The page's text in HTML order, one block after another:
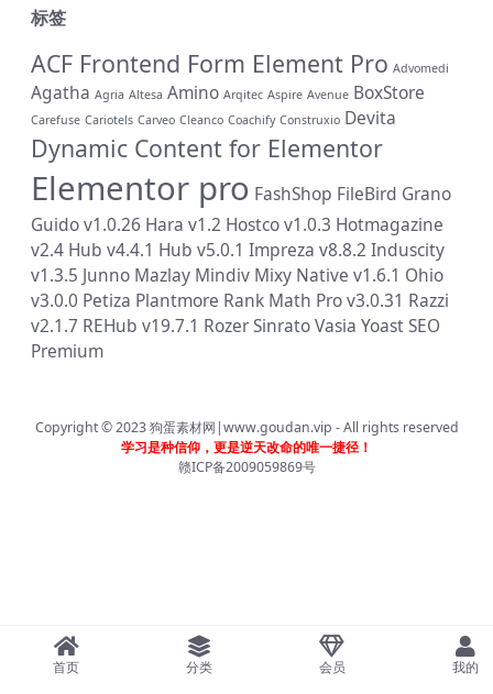
标签
ACF Frontend Form Element Pro Advomedi
Agatha Agria Altesa Amino Arqitec Aspire Avenue BoxStore
Carefuse Cariotels Carveo Cleanco Coachify Construxio Devita
Dynamic Content for Elementor
Elementor pro FashShop FileBird Grano
Guido v1.0.26 Hara v1.2 Hostco v1.0.3 Hotmagazine
v2.4 Hub v4.4.1 Hub v5.0.1 Impreza v8.8.2 Induscity
v1.3.5 Junno Mazlay Mindiv Mixy Native v1.6.1 Ohio
v3.0.0 Petiza Plantmore Rank Math Pro v3.0.31 Razzi
v2.1.7 REHub v19.7.1 RozerSinratoVasia Yoast SEO
Premium
Copyright © 2023狗蛋素材网|www.goudan.vip - All rights reserved
学习是种信仰，更是逆天改命的唯一捷径！
赣ICP备2009059869号